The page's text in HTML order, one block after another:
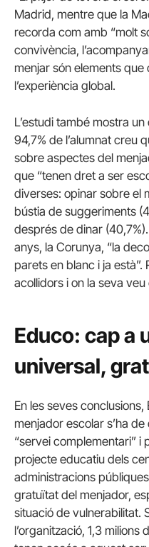
Madrid, mentre que la
recorda com amb “molt
convivència,
menjar són elements
l’experiència global.
L’estudi també mostra
94,7% de l’alumnat creu
sobre aspectes del
que “tenen dret a ser
diverses: opinar sobre el
bústia de suggeriments
després de dinar
anys, la Corunya, “la
parets en blanc i ja està”.
acollidors i on la seva
Educo: cap a
universal,
En les seves
menjador escolar s’ha
“servei complementari”
projecte educatiu dels
administracions
gratuïtat del menjador,
situació de vulnerabilitat.
l’organització, 1,3 milions